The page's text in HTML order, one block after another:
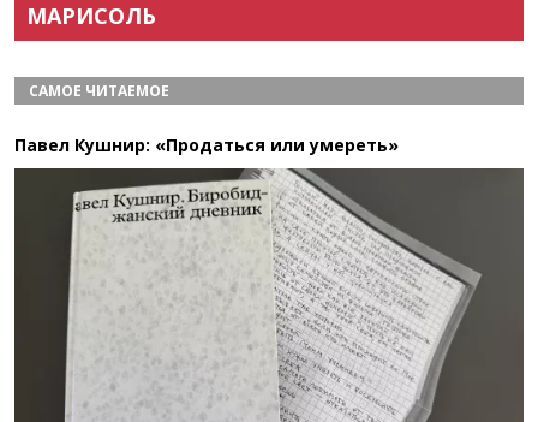
МАРИСОЛЬ
САМОЕ ЧИТАЕМОЕ
Павел Кушнир: «Продаться или умереть»